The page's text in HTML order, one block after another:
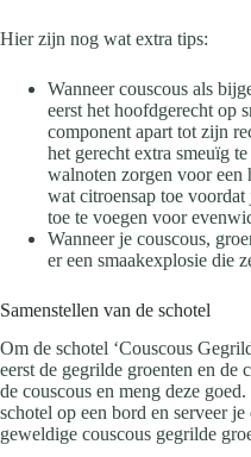
Hier zijn nog wat extra tips:
Wanneer couscous als
eerst het hoofdgerecht op
component apart tot zijn
het gerecht extra smeuïg
walnoten zorgen voor
wat citroensap toe voordat
toe te voegen voor
Wanneer je couscous,
er een smaakexplosie die
Samenstellen van de schotel
Om de schotel ‘Couscous
eerst de gegrilde groenten en de
de couscous en meng deze
schotel op een bord en serveer
geweldige couscous gegrilde